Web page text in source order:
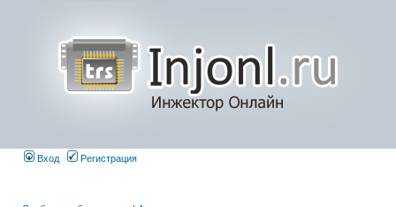
Вход Регистрация